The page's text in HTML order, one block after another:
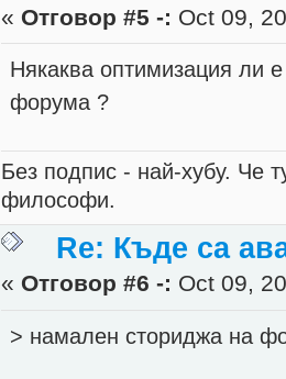
« Отговор #5 -: Oct 09,
Някаква оптимизация ли
форума ?
Без подпис - най-хубу. Че
философи.
Re: Къде са
« Отговор #6 -: Oct 09,
> намален сториджа на